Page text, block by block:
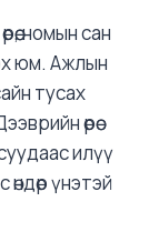
номын сан
юм. Ажлын
тусах
өрөө
илүү
үнэтэй